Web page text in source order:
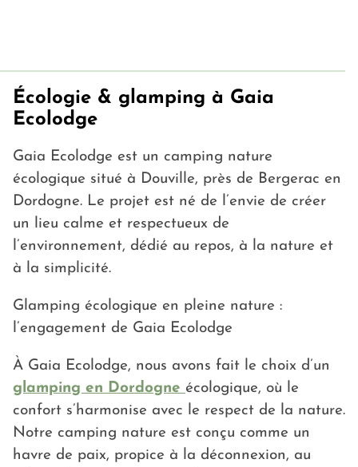
Écologie & glamping à Gaia
Ecolodge
Gaia Ecolodge est un camping nature
écologique situé à Douville, près de Bergerac en
Dordogne. Le projet est né de l’envie de créer
un lieu calme et respectueux de
l’environnement, dédié au repos, à la nature et
à la simplicité.
Glamping écologique en pleine nature :
l’engagement de Gaia Ecolodge
À Gaia Ecolodge, nous avons fait le choix d’un
glamping en Dordogne écologique, où le
confort s’harmonise avec le respect de la nature.
Notre camping nature est conçu comme un
havre de paix, propice à la déconnexion, au